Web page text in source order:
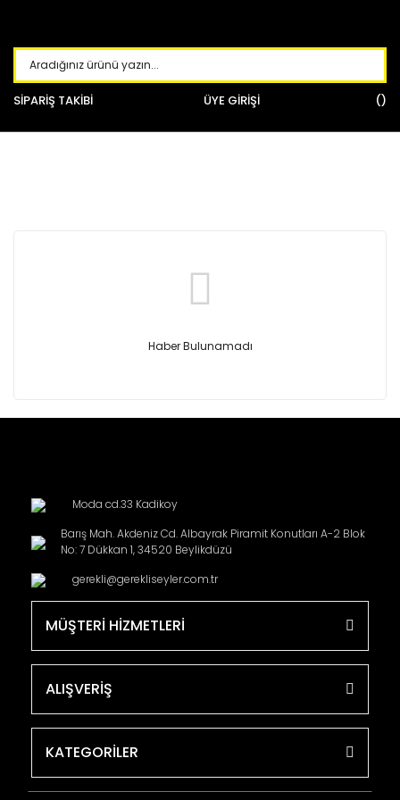
SİPARİŞ TAKİBİ ÜYE GİRİŞİ
Haber Bulunamadı
Moda cd.33 Kadikoy
Barış Mah. Akdeniz Cd. Albayrak Piramit Konutları A-2 Blok
No: 7 Dükkan 1, 34520 Beylikdüzü
gerekli@gerekliseyler.com.tr
MÜŞTERİ HİZMETLERİ
ALIŞVERİŞ
KATEGORİLER